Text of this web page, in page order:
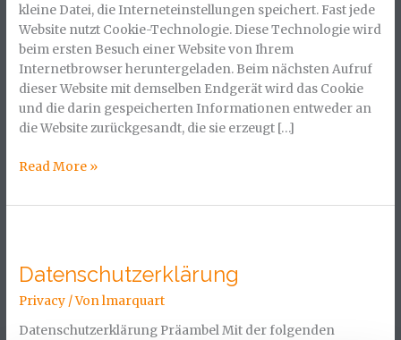
kleine Datei, die Interneteinstellungen speichert. Fast jede
Website nutzt Cookie-Technologie. Diese Technologie wird
beim ersten Besuch einer Website von Ihrem
Internetbrowser heruntergeladen. Beim nächsten Aufruf
dieser Website mit demselben Endgerät wird das Cookie
und die darin gespeicherten Informationen entweder an
die Website zurückgesandt, die sie erzeugt […]
Read More »
Datenschutzerklärung
Privacy / Vonlmarquart
Datenschutzerklärung Präambel Mit der folgenden